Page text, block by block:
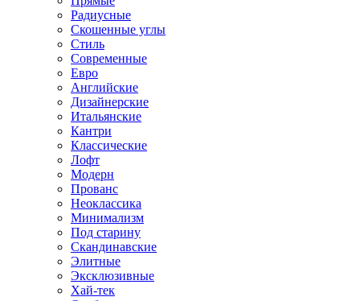
Радиусные
Скошенные углы
Стиль
Современные
Евро
Английские
Дизайнерские
Итальянские
Кантри
Классические
Лофт
Модерн
Прованс
Неоклассика
Минимализм
Под старину
Скандинавские
Элитные
Эксклюзивные
Хай-тек